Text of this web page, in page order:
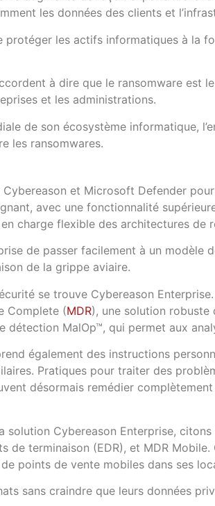
les données des clients et
protéger les actifs informatiques à la
à dire que le ransomware est
et les administrations.
de son écosystème informatique,
les ransomwares.
Cybereason et Microsoft Defender
avec une fonctionnalité
charge flexible des architectures de
de passer facilement à un modèle
de la grippe aviaire.
se trouve Cybereason
Complete (MDR), une solution robuste
détection MalOp™, qui permet aux
également des instructions
Pratiques pour traiter des
désormais remédier
solution Cybereason Enterprise,
de terminaison (EDR), et MDR
points de vente mobiles dans ses
sans craindre que leurs données